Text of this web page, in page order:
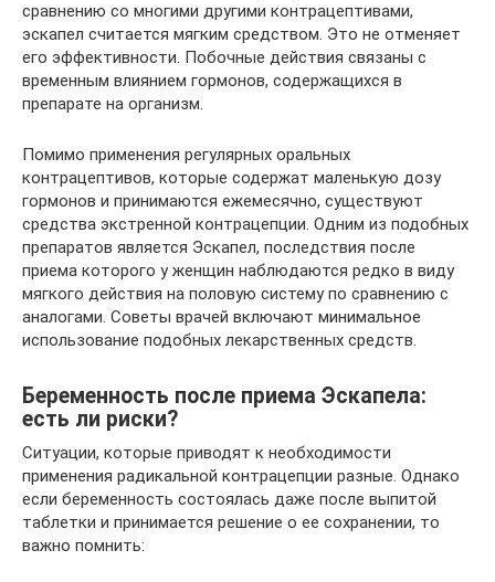
сравнению со многими другими контрацептивами,
эскапел считается мягким средством. Это не отменяет
его эффективности. Побочные действия связаны с
временным влиянием гормонов, содержащихся в
препарате на организм.
Помимо применения регулярных оральных
контрацептивов, которые содержат маленькую дозу
гормонов и принимаются ежемесячно, существуют
средства экстренной контрацепции. Одним из подобных
препаратов является Эскапел, последствия после
приема которого у женщин наблюдаются редко в виду
мягкого действия на половую систему по сравнению с
аналогами. Советы врачей включают минимальное
использование подобных лекарственных средств.
Беременность после приема Эскапела:
есть ли риски?
Ситуации, которые приводят к необходимости
применения радикальной контрацепции разные. Однако
если беременность состоялась даже после выпитой
таблетки и принимается решение о ее сохранении, то
важно помнить: